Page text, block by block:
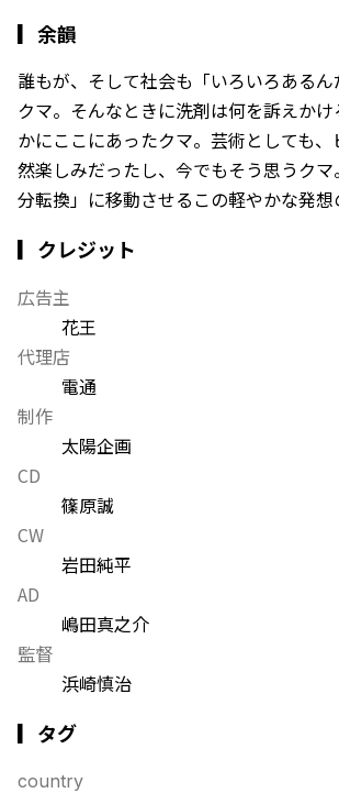
▎ 余韻
誰もが、そして社会も「いろいろある
クマ。そんなときに洗剤は何を訴えか
かにここにあったクマ。芸術としても
然楽しみだったし、今でもそう思うク
分転換」に移動させる――この軽やかな発
▎クレジット
広告主
花王
代理店
電通
制作
太陽企画
CD
篠原誠
CW
岩田純平
AD
嶋田真之介
監督
浜崎慎治
▎タグ
country